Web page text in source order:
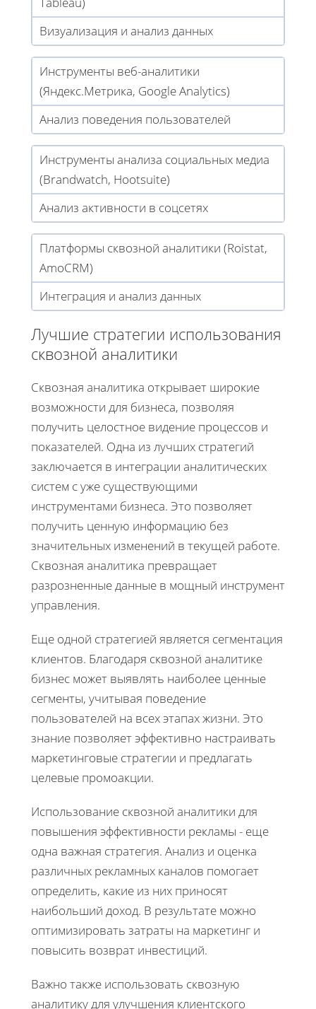
Визуализация и анализ данных
Инструменты веб-аналитики
(Яндекс.Метрика, Google Analytics)
Анализ поведения пользователей
Инструменты анализа социальных медиа
(Brandwatch, Hootsuite)
Анализ активности в соцсетях
Платформы сквозной аналитики (Roistat,
AmoCRM)
Интеграция и анализ данных
Лучшие стратегии использования
сквозной аналитики
Сквозная аналитика открывает широкие
возможности для бизнеса, позволяя
получить целостное видение процессов и
показателей. Одна из лучших стратегий
заключается в интеграции аналитических
систем с уже существующими
инструментами бизнеса. Это позволяет
получить ценную информацию без
значительных изменений в текущей работе.
Сквозная аналитика превращает
разрозненные данные в мощный инструмент
управления.
Еще одной стратегией является сегментация
клиентов. Благодаря сквозной аналитике
бизнес может выявлять наиболее ценные
сегменты, учитывая поведение
пользователей на всех этапах жизни. Это
знание позволяет эффективно настраивать
маркетинговые стратегии и предлагать
целевые промоакции.
Использование сквозной аналитики для
повышения эффективности рекламы - еще
одна важная стратегия. Анализ и оценка
различных рекламных каналов помогает
определить, какие из них приносят
наибольший доход. В результате можно
оптимизировать затраты на маркетинг и
повысить возврат инвестиций.
Важно также использовать сквозную
аналитику для улучшения клиентского